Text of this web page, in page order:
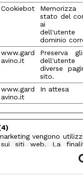
Cookiebot
stato del
ai
dell'utente
dominio
www.gard
avino.it
Preserva
diverse
sito.
www.gard
avino.it
In attesa
vengono
siti web. La
pubblicitari che
il singolo utente e
e inserzionisti di